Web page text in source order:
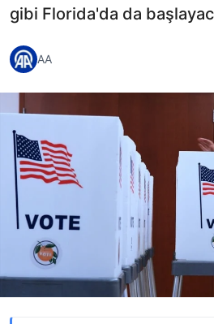
gibi Florida'da da
AA